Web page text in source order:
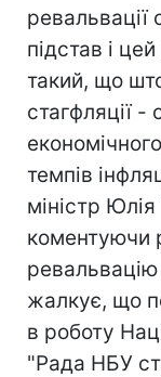
ревальвації
підстав і
такий, що
стагфляції -
темпів
міністр
коментуючи
жалкує, що
в роботу
"Рада НБУ